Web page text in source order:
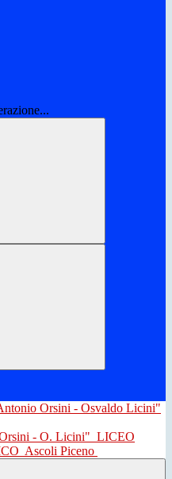
- O. Licini" LICEO
Ascoli Piceno